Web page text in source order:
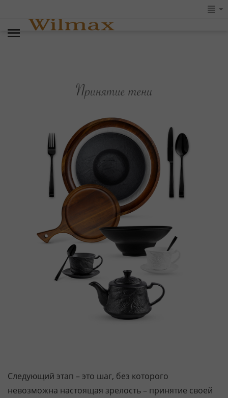
Следующий этап – это шаг, без которого
невозможна настоящая зрелость – принятие своей